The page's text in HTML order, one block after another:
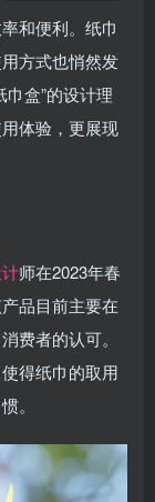
和便利。纸巾
方式也悄然发
盒”的设计理
体验，更展现
师在2023年春
品目前主要在
费者的认可。
得纸巾的取用
。